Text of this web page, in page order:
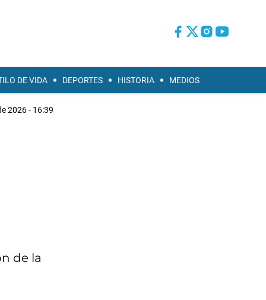
DE VIDA DEPORTES HISTORIA MEDIOS
2026 - 16:39
de la